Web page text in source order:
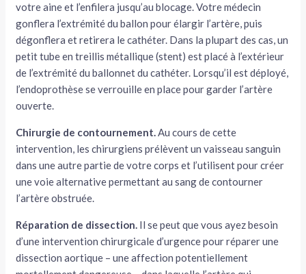
votre aine et l’enfilera jusqu’au blocage. Votre médecin
gonflera l’extrémité du ballon pour élargir l’artère, puis
dégonflera et retirera le cathéter. Dans la plupart des cas, un
petit tube en treillis métallique (stent) est placé à l’extérieur
de l’extrémité du ballonnet du cathéter. Lorsqu’il est déployé,
l’endoprothèse se verrouille en place pour garder l’artère
ouverte.
Chirurgie de contournement.Au cours de cette
intervention, les chirurgiens prélèvent un vaisseau sanguin
dans une autre partie de votre corps et l’utilisent pour créer
une voie alternative permettant au sang de contourner
l’artère obstruée.
Réparation de dissection. Il se peut que vous ayez besoin
d’une intervention chirurgicale d’urgence pour réparer une
dissection aortique – une affection potentiellement